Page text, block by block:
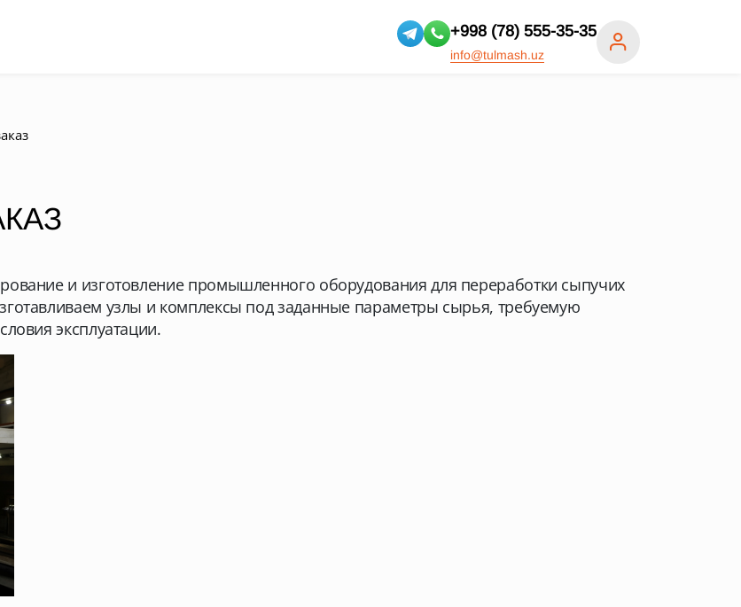
+998 (78) 555-35-35
info@tulmash.uz
и изготовление промышленного оборудования для переработки сыпучих
узлы и комплексы под заданные параметры сырья, требуемую
эксплуатации.